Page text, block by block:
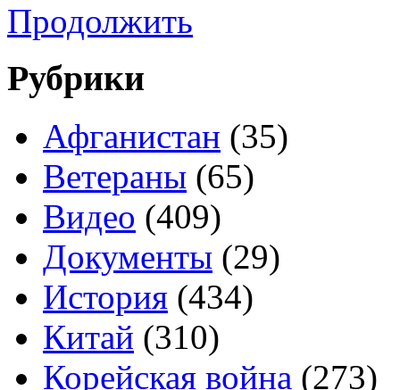
Продолжить
Рубрики
Афганистан (35)
Ветераны (65)
Видео (409)
Документы (29)
История (434)
Китай (310)
Корейская война (273)